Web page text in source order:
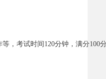
，考试时间120分钟，满分100分